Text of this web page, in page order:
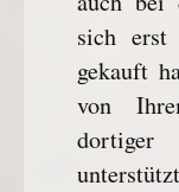
sich erst
gekauft
von
dortiger